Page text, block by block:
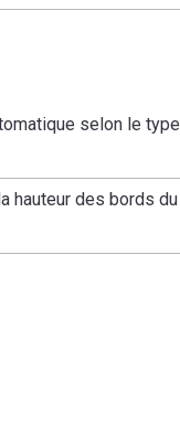
selon le type
hauteur des bords du